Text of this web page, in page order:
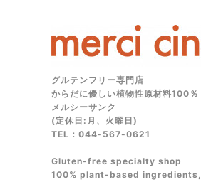
グルテンフリー専門店
からだに優しい植物性原材料100％
メルシーサンク
(定休日:月、火曜日)
TEL：044-567-0621
Gluten‑free specialty shop
100% plant‑based ingredients,